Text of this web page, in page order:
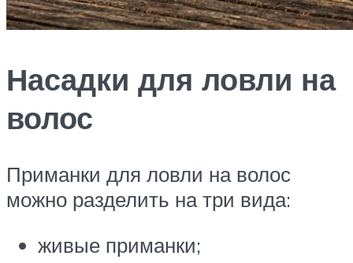
Насадки для ловли на
волос
Приманки для ловли на волос
можно разделить на три вида:
живые приманки;